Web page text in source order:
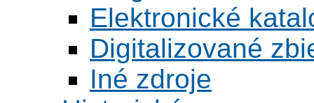
Elektronické
Digitalizované
Iné zdroje